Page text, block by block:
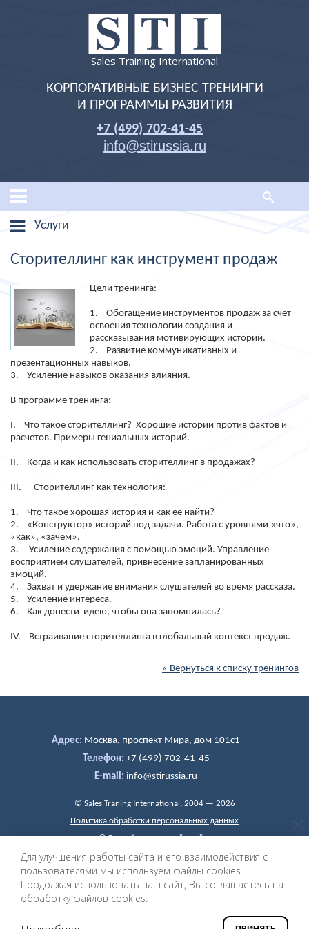
Sales Training International
КОРПОРАТИВНЫЕ БИЗНЕС ТРЕНИНГИ
И ПРОГРАММЫ РАЗВИТИЯ
+7 (499) 702-41-45
info@stirussia.ru
Услуги
Сторителлинг как инструмент продаж
Цели тренинга:
1. Обогащение инструментов продаж за счет
освоения технологии создания и
рассказывания мотивирующих историй.
2. Развитие коммуникативных и
презентационных навыков.
3. Усиление навыков оказания влияния.
В программе тренинга:
I. Что такое сторителлинг? Хорошие истории против фактов и
расчетов. Примеры гениальных историй.
II. Когда и как использовать сторителлинг в продажах?
III. Сторителлинг как технология:
1. Что такое хорошая история и как ее найти?
2. «Конструктор» историй под задачи. Работа с уровнями «что»,
«как», «зачем».
3. Усиление содержания с помощью эмоций. Управление
восприятием слушателей, привнесение запланированных
эмоций.
4. Захват и удержание внимания слушателей во время рассказа.
5. Усиление интереса.
6. Как донести идею, чтобы она запомнилась?
IV. Встраивание сторителлинга в глобальный контекст продаж.
« Вернуться к списку тренингов
Адрес: Москва, проспект Мира, дом 101c1
Телефон: +7 (499) 702-41-45
E-mail: info@stirussia.ru
© Sales Traning International, 2004 — 2026
Политика обработки персональных данных
©Разработка и дизайн сайта
Для улучшения работы сайта и его взаимодействия с
пользователями мы используем файлы cookies.
Продолжая использовать наш сайт, Вы соглашаетесь на
обработку файлов cookies.